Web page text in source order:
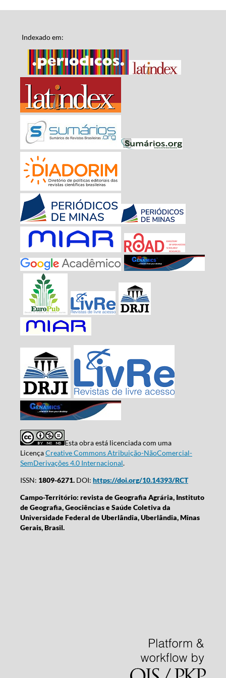
Indexado em:
Esta obra está licenciada com uma
LicençaCreative Commons Atribuição-NãoComercial-
SemDerivações 4.0 Internacional.
ISSN: 1809-6271.DOI: https://doi.org/10.14393/RCT
Campo-Território: revista de Geografia Agrária, Instituto
de Geografia, Geociências e Saúde Coletiva da
Universidade Federal de Uberlândia, Uberlândia, Minas
Gerais, Brasil.